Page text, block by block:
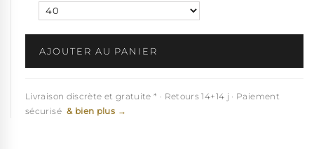
AJOUTER AU PANIER
Livraison discrète et gratuite * · Retours 14+14 j · Paiement
sécurisé & bien plus →